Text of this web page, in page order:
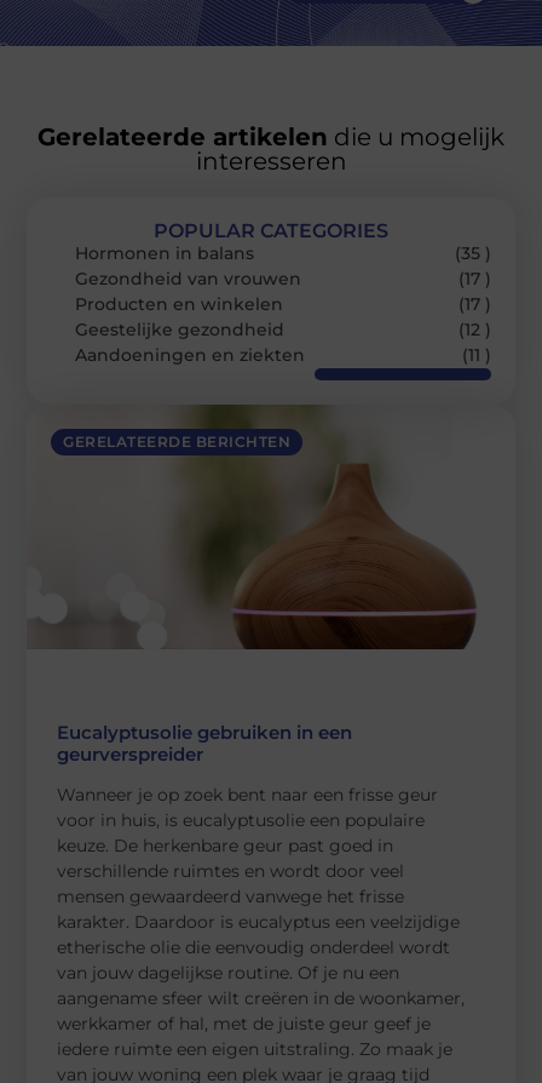
Gerelateerde artikelen die u mogelijk
interesseren
GERELATEERDE BERICHTEN
Eucalyptusolie gebruiken in een
geurverspreider
Wanneer je op zoek bent naar een frisse geur
voor in huis, is eucalyptusolie een populaire
keuze. De herkenbare geur past goed in
verschillende ruimtes en wordt door veel
mensen gewaardeerd vanwege het frisse
karakter. Daardoor is eucalyptus een veelzijdige
etherische olie die eenvoudig onderdeel wordt
van jouw dagelijkse routine. Of je nu een
aangename sfeer wilt creëren in de woonkamer,
werkkamer of hal, met de juiste geur geef je
iedere ruimte een eigen uitstraling. Zo maak je
van jouw woning een plek waar je graag tijd
POPULAR CATEGORIES
Hormonen in balans
(35 )
Gezondheid van vrouwen
(17 )
Producten en winkelen
(17 )
Geestelijke gezondheid
(12 )
Aandoeningen en ziekten
(11 )